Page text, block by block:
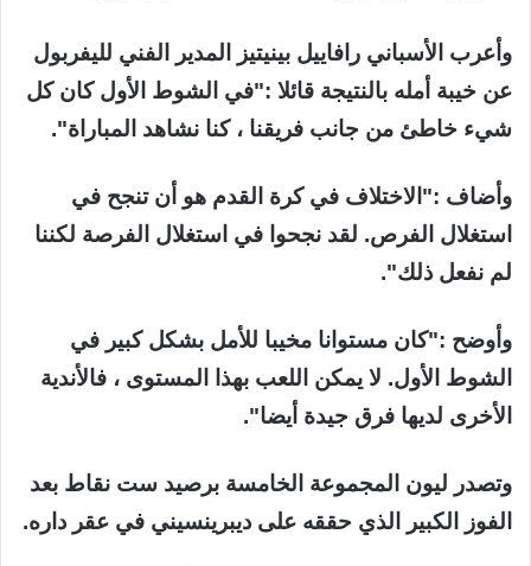
وأعرب الأسباني رافاييل بينيتيز المدير الفني لليفربول
عن خيبة أمله بالنتيجة قائلا :"في الشوط الأول كان كل
شيء خاطئ من جانب فريقنا ، كنا نشاهد المباراة".
وأضاف :"الاختلاف في كرة القدم هو أن تنجح في
استغلال الفرص. لقد نجحوا في استغلال الفرصة لكننا
لم نفعل ذلك".
وأوضح :"كان مستوانا مخيبا للأمل بشكل كبير في
الشوط الأول. لا يمكن اللعب بهذا المستوى ، فالأندية
الأخرى لديها فرق جيدة أيضا".
وتصدر ليون المجموعة الخامسة برصيد ست نقاط بعد
الفوز الكبير الذي حققه على ديبرينسيني في عقر داره.